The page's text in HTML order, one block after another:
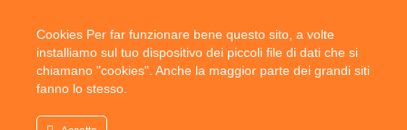
Coyright 2019 @ autocadoneghe s.a.s.
Cookies Per far funzionare bene questo sito, a volte
installiamo sul tuo dispositivo dei piccoli file di dati che si
chiamano "cookies". Anche la maggior parte dei grandi siti
fanno lo stesso.